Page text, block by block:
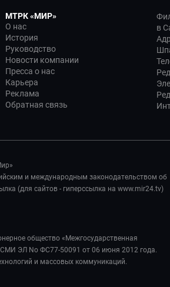
МТРК «МИР»
О нас
История
Руководство
Новости компании
Пресса о нас
Карьера
Реклама
Обратная связь
в
и международным законодательством об
(для сайтов - гиперссылка на www.mir24.tv)
общество «Межгосударственная
ЭЛ No ФС77-50091 от 06 июня 2012 года.
и массовых коммуникаций.